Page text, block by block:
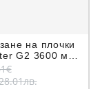
на плочки
G2 3600 мм,